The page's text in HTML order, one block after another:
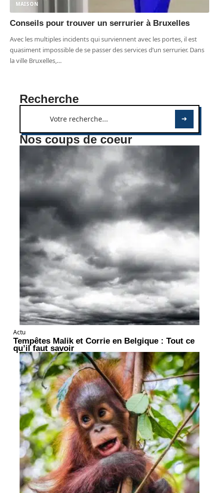
MAISON
Conseils pour trouver un serrurier à Bruxelles
Avec les multiples incidents qui surviennent avec les portes, il est
quasiment impossible de se passer des services d’un serrurier. Dans
la ville Bruxelles,…
Recherche
Nos coups de coeur
Actu
Tempêtes Malik et Corrie en Belgique : Tout ce
qu’il faut savoir